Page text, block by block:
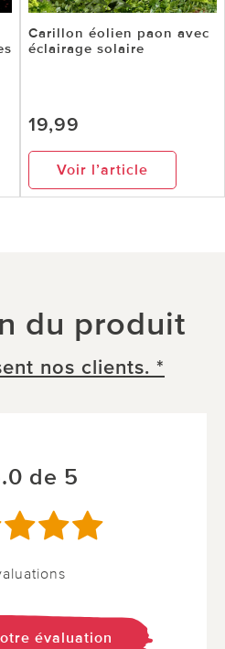
Carillon éolien paon avec
éclairage solaire
19,99
Voir l’article
du produit
nos clients. *
de 5
évaluation